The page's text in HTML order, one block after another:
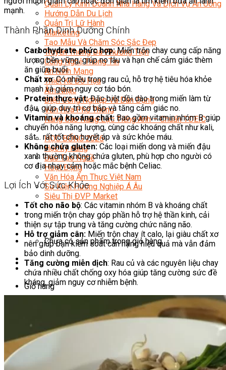
Quản Lý Kinh Doanh Nhà Hàng Và Dịch Vụ Ăn Uống
Hướng Dẫn Du Lịch
Quản Trị Lữ Hành
Marketing
Tạo Mẫu Và Chăm Sóc Sắc Đẹp
Truyền Thông Đa Phương Tiện
Công Nghệ Thông Tin
An Ninh Mạng
Thiết Kế Đồ Họa
Âm Nhạc
Điện Công Nghiệp Và Dân Dụng
Văn Hóa Phổ Thông
Nâng Cao Năng Lực Tiếng Anh – Chuẩn TOEIC
Tin Tức
HỌC BỔNG 2026
Học kỹ năng
Đào Tạo Nghề
Hoạt Động
Văn Hóa Ẩm Thực Việt Nam
Sự Kiện Hướng Nghiệp Á Âu
Siêu Thị ĐVP Market
Chưa có sản phẩm trong giỏ hàng.
Giỏ hàng
Chưa có sản phẩm trong giỏ hàng.
mạnh.
Thành Phần Dinh Dưỡng Chính
Carbohydrate phức hợp:Miến trộn chay cung cấp năng
lượng bền vững, giúp no lâu và hạn chế cảm giác thèm
ăn giữa buổi.
Chất xơ: Có nhiều trong rau củ, hỗ trợ hệ tiêu hóa khỏe
mạnh và giảm nguy cơ táo bón.
Protein thực vật:Đặc biệt dồi dào trong miến làm từ
đậu, giúp duy trì cơ bắp và tăng cảm giác no.
Vitamin và khoáng chất: Bao gồm vitamin nhóm B giúp
chuyển hóa năng lượng, cùng các khoáng chất như kali,
sắt… rất tốt cho huyết áp và sức khỏe máu.
Không chứa gluten: Các loại miến dong và miến đậu
xanh thường không chứa gluten, phù hợp cho người có
cơ địa nhạy cảm hoặc mắc bệnh Celiac.
Lợi Ích Với Sức Khỏe
Tốt cho não bộ: Các vitamin nhóm B và khoáng chất
trong miến trộn chay góp phần hỗ trợ hệ thần kinh, cải
thiện sự tập trung và tăng cường chức năng não.
Hỗ trợ giảm cân: Miến trộn chay ít calo, lại giàu chất xơ
nên giúp bạn kiểm soát cân nặng hiệu quả mà vẫn đảm
bảo dinh dưỡng.
Tăng cường miễn dịch: Rau củ và các nguyên liệu chay
chứa nhiều chất chống oxy hóa giúp tăng cường sức đề
kháng, giảm nguy cơ nhiễm bệnh.